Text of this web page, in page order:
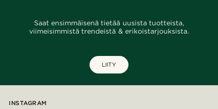
Saat ensimmäisenä tietää uusista tuotteista,
viimeisimmistä trendeistä & erikoistarjouksista.
LIITY
INSTAGRAM